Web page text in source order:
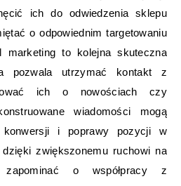
ich do odwiedzenia sklepu
o odpowiednim targetowaniu
marketing to kolejna skuteczna
pozwala utrzymać kontakt z
ich o nowościach czy
wiadomości mogą
i poprawy pozycji w
zwiększonemu ruchowi na
o współpracy z